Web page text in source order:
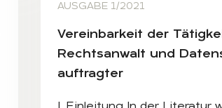
AUSGABE 1/2021
Ver­ein­bar­keit der
Rechts­an­walt und
auf­trag­ter